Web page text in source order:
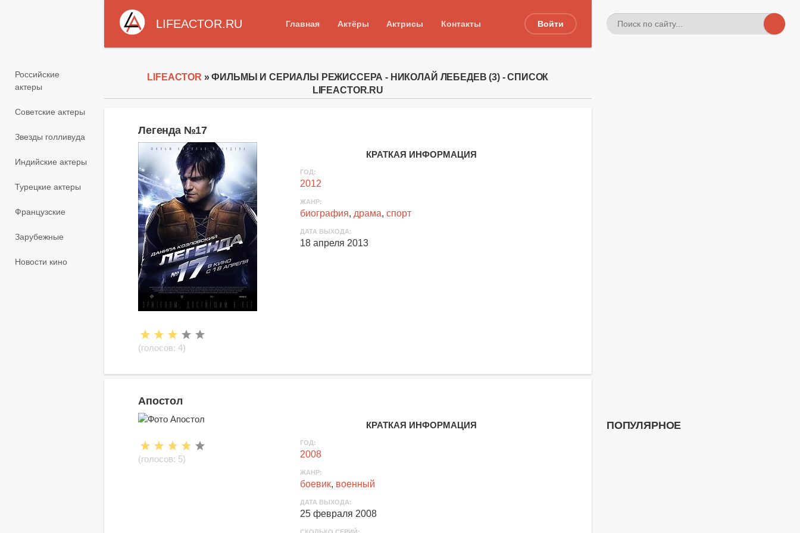
LIFEACTOR.RU Главная Актёры Актрисы Контакты Войти
Российские
актеры
Советские актеры
Звезды голливуда
Индийские актеры
Турецкие актеры
Французские
Зарубежные
Новости кино
LIFEACTOR » ФИЛЬМЫ И СЕРИАЛЫ РЕЖИССЕРА - НИКОЛАЙ ЛЕБЕДЕВ (3) - СПИСОК
LIFEACTOR.RU
Легенда №17
КРАТКАЯ ИНФОРМАЦИЯ
ГОД:
2012
ЖАНР:
биография, драма, спорт
ДАТА ВЫХОДА:
18 апреля 2013
(голосов:4)
Апостол
КРАТКАЯ ИНФОРМАЦИЯ
ГОД:
2008
ЖАНР:
боевик, военный
ДАТА ВЫХОДА:
25 февраля 2008
(голосов: 5)
ПОПУЛЯРНОЕ